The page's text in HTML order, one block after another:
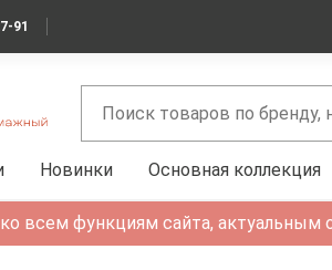
91
Новинки Основная коллекция
всем функциям сайта, актуальным